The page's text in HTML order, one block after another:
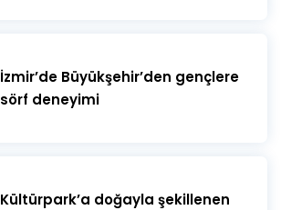
İzmir’de Büyükşehir’den gençlere
sörf deneyimi
Kültürpark’a doğayla şekillenen